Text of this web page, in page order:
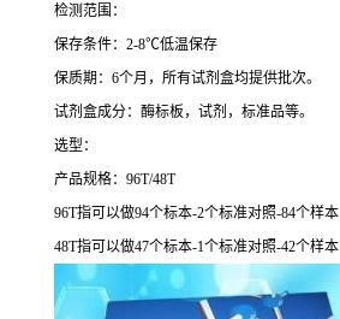
检测范围：
保存条件： 2-8℃低温保存
保质期： 6个月，所有试剂盒均提供批次。
试剂盒成分：酶标板，试剂，标准品等。
选型：
产品规格： 96T/48T
96T指可以做94个标本-2个标准对照-84个样本
48T指可以做47个标本-1个标准对照-42个样本